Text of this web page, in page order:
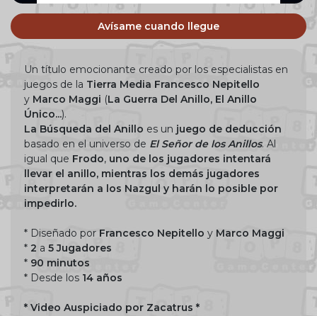
Avísame cuando llegue
Un título emocionante creado por los especialistas en
juegos de la Tierra Media Francesco Nepitello
y Marco Maggi (La Guerra Del Anillo, El Anillo
Único...).
La Búsqueda del Anillo es un juego de deducción
basado en el universo de El Señor de los Anillos. Al
igual que Frodo, uno de los jugadores intentará
llevar el anillo, mientras los demás jugadores
interpretarán a los Nazgul y harán lo posible por
impedirlo.
* Diseñado por Francesco Nepitello y Marco Maggi
* 2 a 5 Jugadores
* 90 minutos
* Desde los 14 años
* Video Auspiciado por Zacatrus *